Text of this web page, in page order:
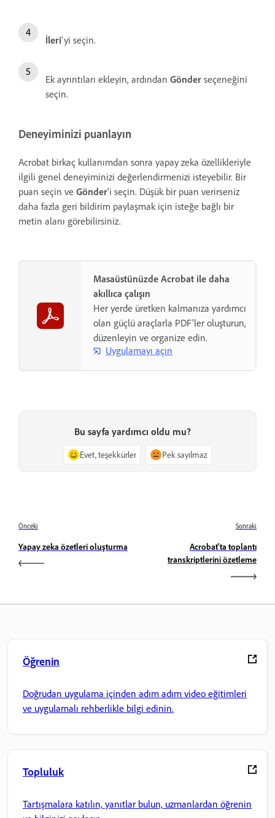
İleri'yi seçin.
Ek ayrıntıları ekleyin, ardından Gönder seçeneğini
seçin.
Deneyiminizi puanlayın
Acrobat birkaç kullanımdan sonra yapay zeka özellikleriyle
ilgili genel deneyiminizi değerlendirmenizi isteyebilir. Bir
puan seçin ve Gönder'i seçin. Düşük bir puan verirseniz
daha fazla geri bildirim paylaşmak için isteğe bağlı bir
metin alanı görebilirsiniz.
Masaüstünüzde Acrobat ile daha
akıllıca çalışın
Her yerde üretken kalmanıza yardımcı
olan güçlü araçlarla PDF'ler oluşturun,
düzenleyin ve organize edin.
Uygulamayı açın
Bu sayfa yardımcı oldu mu?
Evet, teşekkürler Pek sayılmaz
Önceki
Yapay zeka özetleri oluşturma
Sonraki
Acrobat'ta toplantı
transkriptlerini özetleme
Öğrenin
Doğrudan uygulama içinden adım adım video eğitimleri
ve uygulamalı rehberlikle bilgi edinin.
Topluluk
Tartışmalara katılın, yanıtlar bulun, uzmanlardan öğrenin